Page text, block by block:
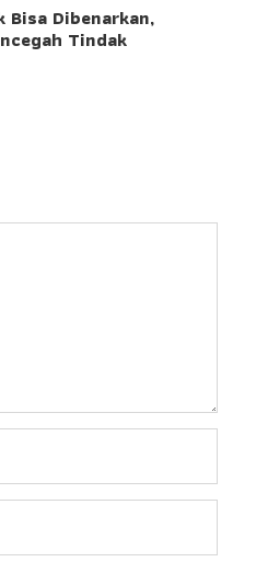
Bisa Dibenarkan,
Tindak